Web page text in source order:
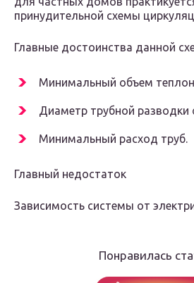
принудительной схемы
Главные достоинства данной
Минимальный объем
Диаметр трубной
Минимальный расход труб.
Главный недостаток
Зависимость системы от
Понравилась